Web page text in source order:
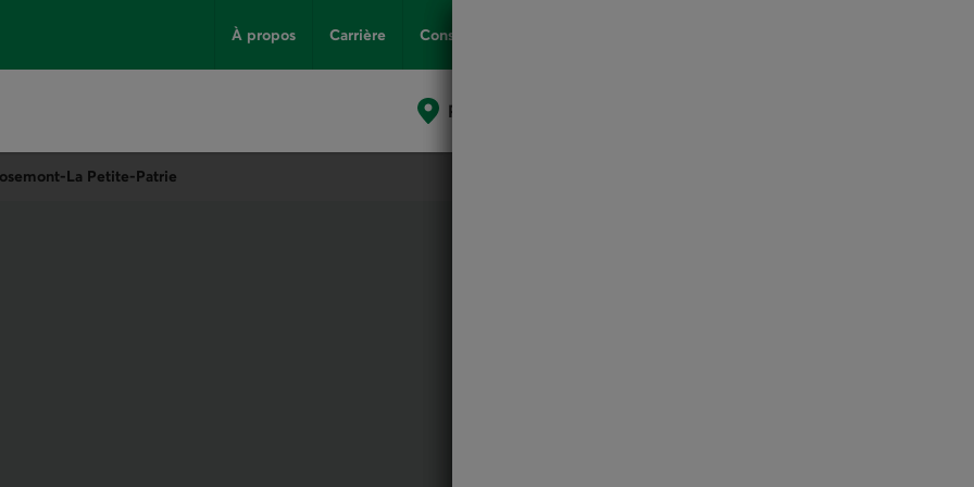
À propos Carrière Conseils
Points de service
La Petite-Patrie